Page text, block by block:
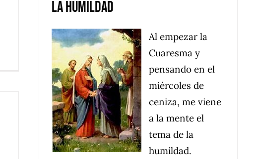
La humildad
Al empezar la
Cuaresma y
pensando en el
miércoles de
ceniza, me viene
a la mente el
tema de la
humildad.